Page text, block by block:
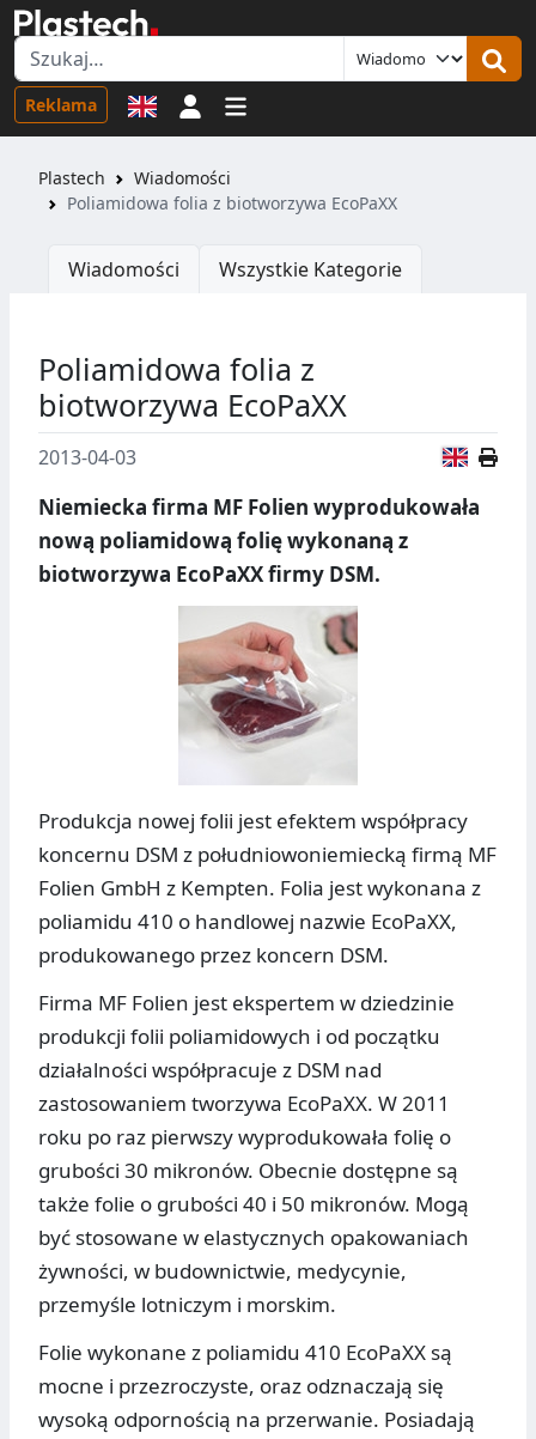
Reklama Logowanie
Plastech
Wiadomości
Poliamidowa folia z biotworzywa EcoPaXX
Wiadomości Wszystkie Kategorie
Poliamidowa folia z
biotworzywa EcoPaXX
2013-04-03
Niemiecka firma MF Folien wyprodukowała
nową poliamidową folię wykonaną z
biotworzywa EcoPaXX firmy DSM.
Produkcja nowej folii jest efektem współpracy
koncernu DSM z południowoniemiecką firmą MF
Folien GmbH z Kempten. Folia jest wykonana z
poliamidu 410 o handlowej nazwie EcoPaXX,
produkowanego przez koncern DSM.
Firma MF Folien jest ekspertem w dziedzinie
produkcji folii poliamidowych i od początku
działalności współpracuje z DSM nad
zastosowaniem tworzywa EcoPaXX. W 2011
roku po raz pierwszy wyprodukowała folię o
grubości 30 mikronów. Obecnie dostępne są
także folie o grubości 40 i 50 mikronów. Mogą
być stosowane w elastycznych opakowaniach
żywności, w budownictwie, medycynie,
przemyśle lotniczym i morskim.
Folie wykonane z poliamidu 410 EcoPaXX są
mocne i przezroczyste, oraz odznaczają się
wysoką odpornością na przerwanie. Posiadają